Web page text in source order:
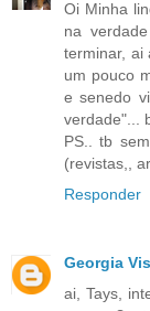
Oi Minha
na
terminar, ai
um pouco
e senedo
verdade"...
PS.. tb
(revistas,,
Responder
Georgia
ai, Tays,